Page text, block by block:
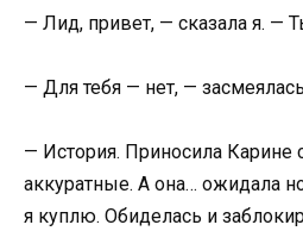
— Лид, привет, — сказала я. —
— Для тебя — нет, —
— История. Приносила
аккуратные. А она… ожидала
я куплю. Обиделась и